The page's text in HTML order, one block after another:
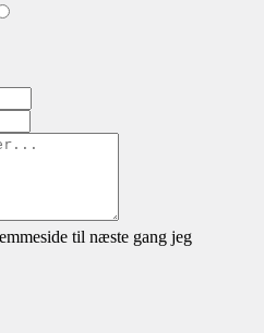
til næste gang jeg